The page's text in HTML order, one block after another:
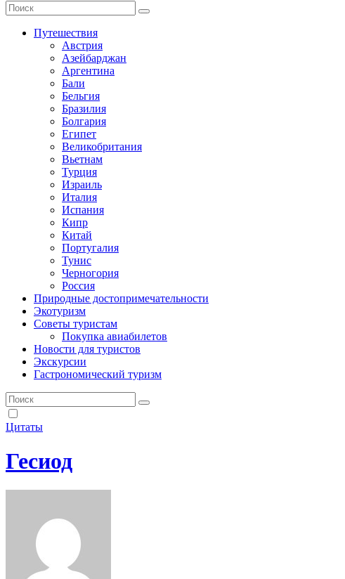
Путешествия
Австрия
Азейбарджан
Аргентина
Бали
Бельгия
Бразилия
Болгария
Египет
Великобритания
Вьетнам
Турция
Израиль
Италия
Испания
Кипр
Китай
Португалия
Тунис
Черногория
Россия
Природные достопримечательности
Экотуризм
Советы туристам
Покупка авиабилетов
Новости для туристов
Экскурсии
Гастрономический туризм
Цитаты
Гесиод